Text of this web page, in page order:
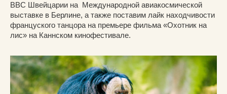
ВВС Швейцарии на Международной авиакосмической
выставке в Берлине, а также поставим лайк находчивости
француского танцора на премьере фильма «Охотник на
лис» на Каннском кинофестивале.